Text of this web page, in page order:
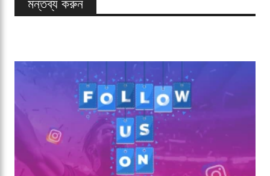
মন্তব্য করুন